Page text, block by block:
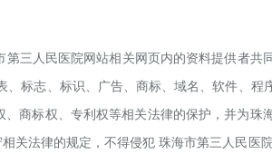
第三人民 医院网站相关网页内的资料提供者共
标志、标识、广告、商标、域名、软件、
商标权、专利权等相关法律的保护，并为珠
关法律的规定，不得侵犯 珠海市第三 人民医院